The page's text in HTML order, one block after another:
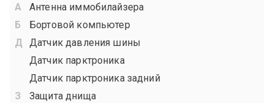
Антенна иммобилайзера
Бортовой компьютер
Датчик давления шины
Датчик парктроника
Датчик парктроника задний
Защита днища